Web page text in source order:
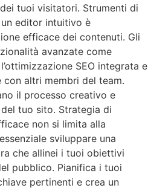
tuoi visitatori. Strumenti di
editor intuitivo è
efficace dei contenuti. Gli
avanzate come
SEO integrata e
altri membri del team.
il processo creativo e
tuo sito. Strategia di
non si limita alla
sviluppare una
che allinei i tuoi obiettivi
pubblico. Pianifica i tuoi
pertinenti e crea un